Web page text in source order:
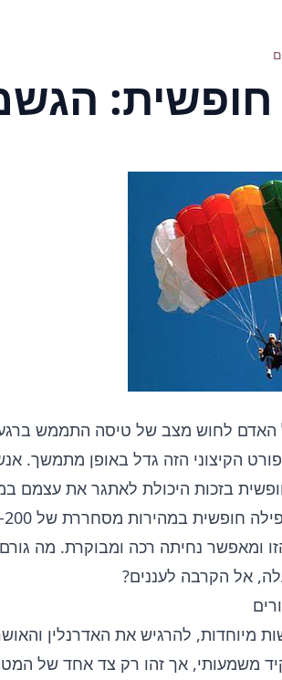
חופשית:
לחוש מצב של טיסה התממש
הקיצוני הזה גדל באופן מתמשך.
בזכות היכולת לאתגר את עצמם
ומאפשר נחיתה רכה ומבוקרת. מה
אל הקרבה לעננים?
מיוחדות, להרגיש את האדרנלין
משמעותי, אך זהו רק צד אחד של